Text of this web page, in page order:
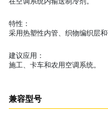
特性：
采用热塑性内管、织物编织层
建议应用：
施工、卡车和农用空调系统。
兼容型号